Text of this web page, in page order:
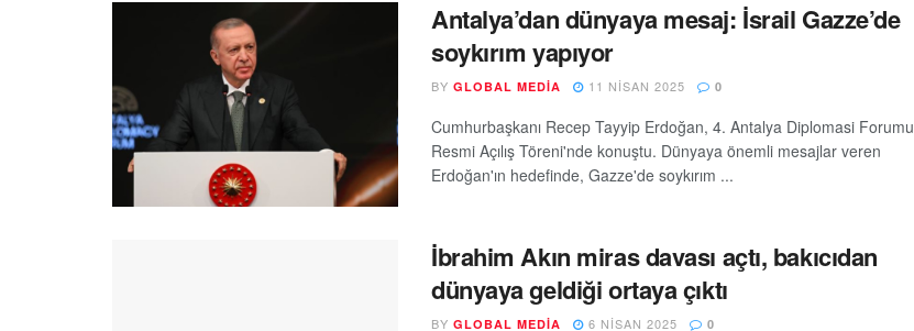
Antalya’dan dünyaya mesaj: İsrail Gazze’de
soykırım yapıyor
BY GLOBAL MEDIA 11 NISAN 2025 0
Cumhurbaşkanı Recep Tayyip Erdoğan, 4. Antalya Diplomasi Forumu
Resmi Açılış Töreni'nde konuştu. Dünyaya önemli mesajlar veren
Erdoğan'ın hedefinde, Gazze'de soykırım ...
İbrahim Akın miras davası açtı, bakıcıdan
dünyaya geldiği ortaya çıktı
BY GLOBAL MEDIA 6 NISAN 2025 0